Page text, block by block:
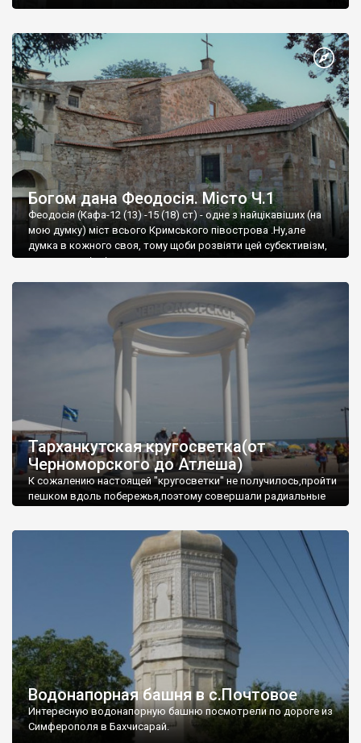
Богом дана Феодосія. Місто Ч.1
Феодосія (Кафа-12 (13) -15 (18) ст) - одне з найцікавіших (на
мою думку) міст всього Кримського півострова .Ну,але
думка в кожного своя, тому щоби розвіяти цей субєктивізм,
запрошую відвідати це
Тарханкутская кругосветка(от
Черноморского до Атлеша)
К сожалению настоящей "кругосветки" не получилось,пройти
пешком вдоль побережья,поэтому совершали радиальные
Водонапорная башня в с.Почтовое
Интересную водонапорную башню посмотрели по дороге из
Симферополя в Бахчисарай.